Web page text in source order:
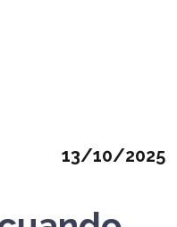
Mostrar
13/10/2025